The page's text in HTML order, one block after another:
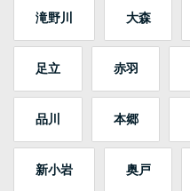
滝野川 大森
足立 赤羽
品川 本郷
新小岩 奥戸